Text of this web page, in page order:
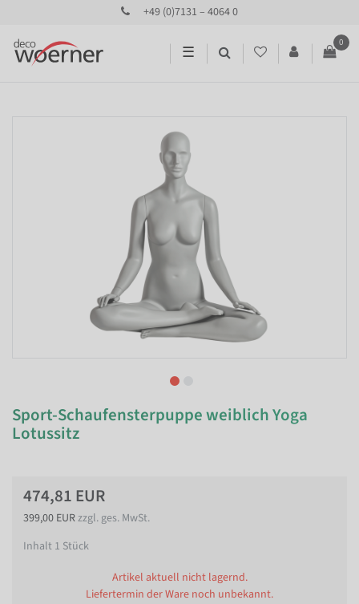
+49 (0)7131 – 4064 0
☰
0
Sport-Schaufensterpuppe weiblich Yoga
Lotussitz
474,81 EUR
399,00 EURzzgl. ges. MwSt.
Inhalt 1 Stück
Artikel aktuell nicht lagernd.
Liefertermin der Ware noch unbekannt.